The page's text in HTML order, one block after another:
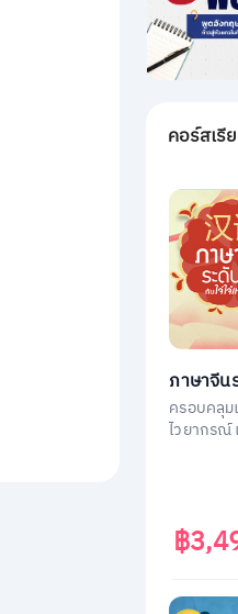
คอร์สเรี
ภาษาจี
ครอบคลุม
ไวยากรณ์
฿